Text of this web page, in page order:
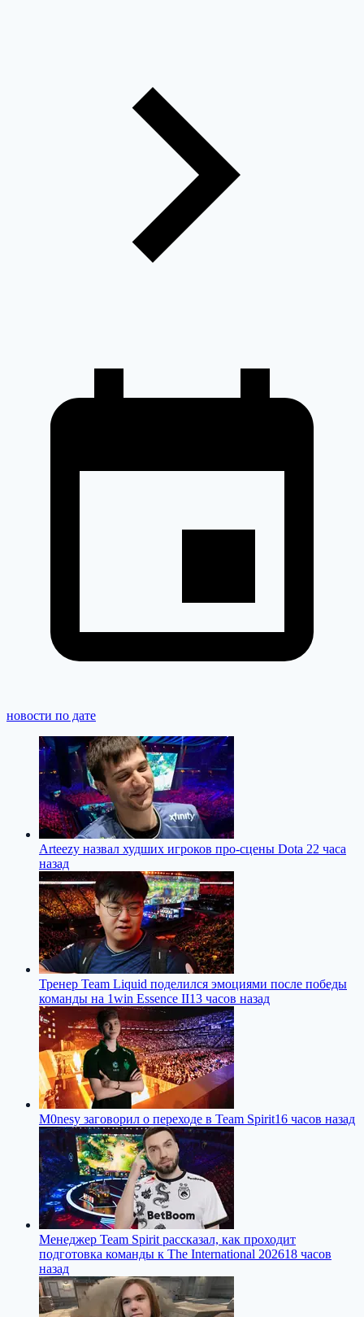
новости по дате
Arteezy назвал худших игроков про-сцены Dota 22 часа
назад
Тренер Team Liquid поделился эмоциями после победы
команды на 1win Essence II13 часов назад
M0nesy заговорил о переходе в Team Spirit16 часов назад
Менеджер Team Spirit рассказал, как проходит
подготовка команды к The International 202618 часов
назад